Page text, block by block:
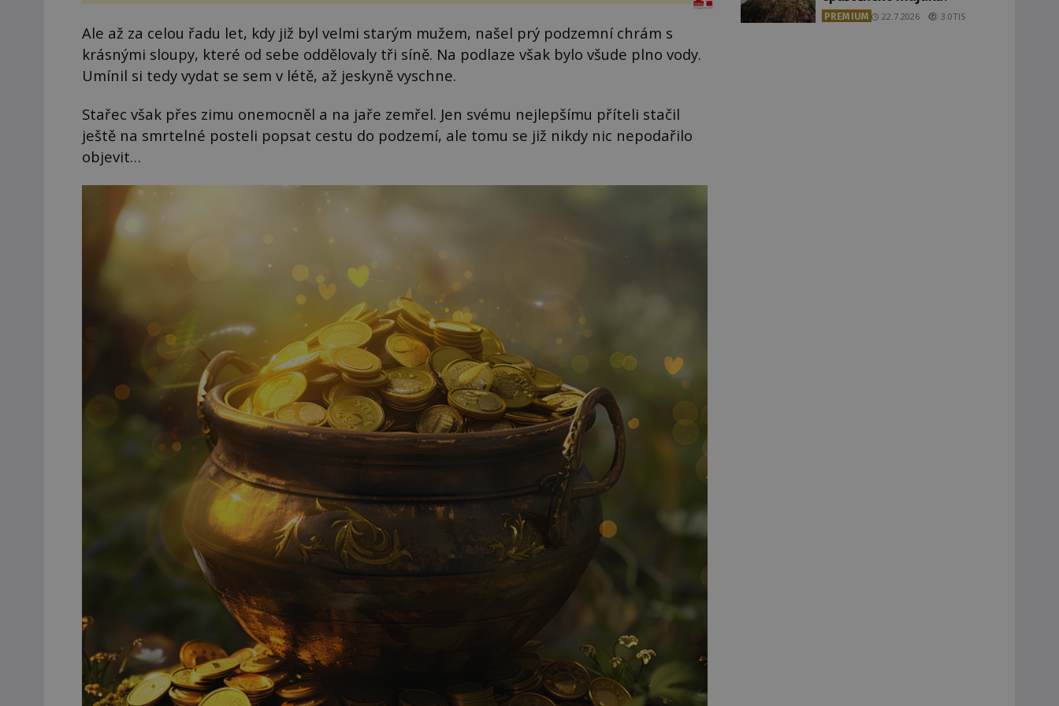
vstupenka...
Ale až za celou řadu let, kdy již byl velmi starým mužem, našel prý podzemní chrám s
krásnými sloupy, které od sebe oddělovaly tři síně. Na podlaze však bylo všude plno vody.
Umínil si tedy vydat se sem v létě, až jeskyně vyschne.
Stařec však přes zimu onemocněl a na jaře zemřel. Jen svému nejlepšímu příteli stačil
ještě na smrtelné posteli popsat cestu do podzemí, ale tomu se již nikdy nic nepodařilo
objevit…
PREMIUM 22.7.2026 3.0TIS